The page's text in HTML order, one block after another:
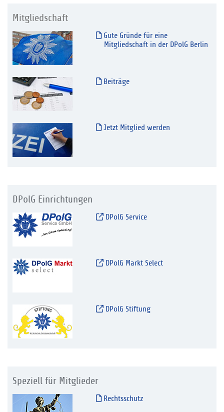
Mitgliedschaft
Gute Gründe für eine
Mitgliedschaft in der DPolG Berlin
Beiträge
Jetzt Mitglied werden
DPolG Einrichtungen
DPolG Service
DPolG Markt Select
DPolG Stiftung
Speziell für Mitglieder
Rechtsschutz